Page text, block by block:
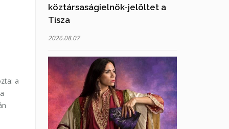
a
köztársaságielnök-jelöltet a
Tisza
2026.08.07